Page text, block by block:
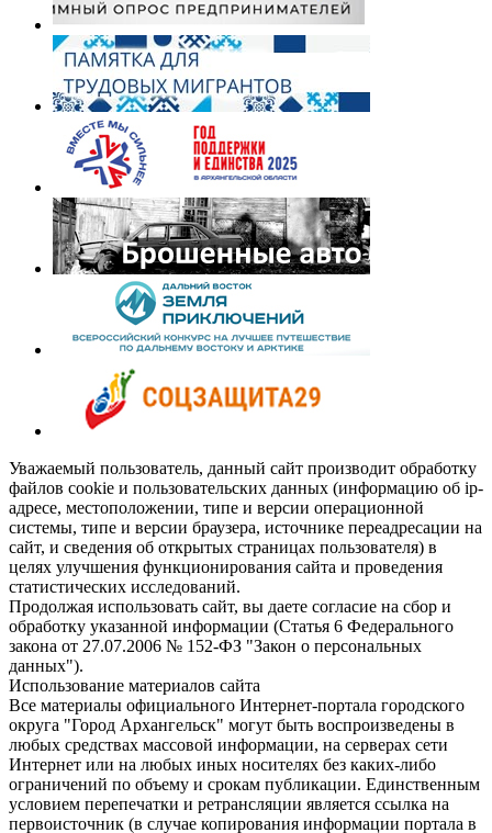
Уважаемый пользователь, данный сайт производит обработку
файлов cookie и пользовательских данных (информацию об ip-
адресе, местоположении, типе и версии операционной
системы, типе и версии браузера, источнике переадресации на
сайт, и сведения об открытых страницах пользователя) в
целях улучшения функционирования сайта и проведения
статистических исследований.
Продолжая использовать сайт, вы даете согласие на сбор и
обработку указанной информации (Статья 6 Федерального
закона от 27.07.2006 № 152-ФЗ "Закон о персональных
данных").
Использование материалов сайта
Все материалы официального Интернет-портала городского
округа "Город Архангельск" могут быть воспроизведены в
любых средствах массовой информации, на серверах сети
Интернет или на любых иных носителях без каких-либо
ограничений по объему и срокам публикации. Единственным
условием перепечатки и ретрансляции является ссылка на
первоисточник (в случае копирования информации портала в